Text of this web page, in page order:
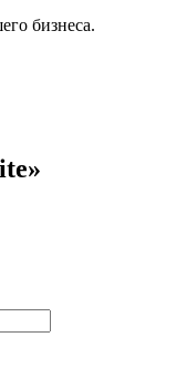
бизнеса.